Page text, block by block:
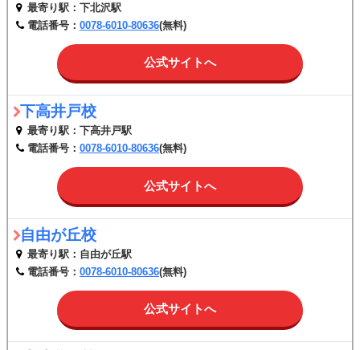
最寄り駅：下北沢駅
電話番号： 0078-6010-80636(無料)
公式サイトへ
下高井戸校
最寄り駅：下高井戸駅
電話番号： 0078-6010-80636(無料)
公式サイトへ
自由が丘校
最寄り駅：自由が丘駅
電話番号： 0078-6010-80636(無料)
公式サイトへ